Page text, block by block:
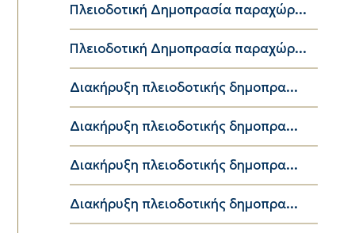
Πλειοδοτική Δημοπρασία παραχώρ...
Πλειοδοτική Δημοπρασία παραχώρ...
Διακήρυξη πλειοδοτικής δημοπρα...
Διακήρυξη πλειοδοτικής δημοπρα...
Διακήρυξη πλειοδοτικής δημοπρα...
Διακήρυξη πλειοδοτικής δημοπρα...